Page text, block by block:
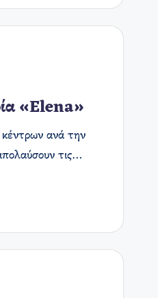
«Elena»
κέντρων ανά την
τις…